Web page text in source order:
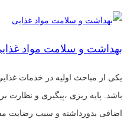
بهداشت و سلامت مواد
یکی از مباحث اولیه در خدمات
باشد. پایه ریزی ،پیگیری و نظارت
اضافی بدورداشته و سبب رضایت